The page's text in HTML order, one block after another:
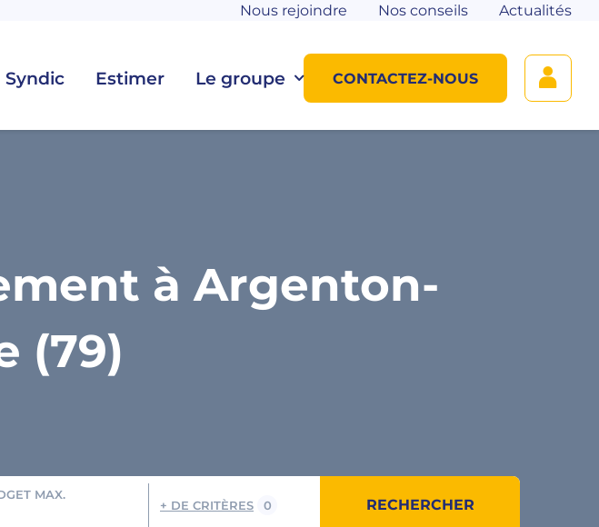
Syndic Estimer Le groupe
Nous rejoindre Nos conseils Actualités
CONTACTEZ-NOUS
à Argenton-
(79)
MAX.
+ DE CRITÈRES 0 RECHERCHER